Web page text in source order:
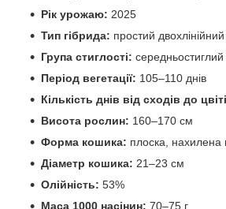
Рік урожаю: 2025
Тип гібрида: простий двохлінійний
Група стиглості: середньостиглий
Період вегетації: 105–110 днів
Кількість днів від сходів до
Висота рослин: 160–170 см
Форма кошика: плоска, нахилена
Діаметр кошика: 21–23 см
Олійність: 53%
Маса 1000 насінин: 70–75 г